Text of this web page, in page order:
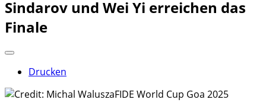
Sindarov und Wei Yi erreichen das
Finale
Drucken